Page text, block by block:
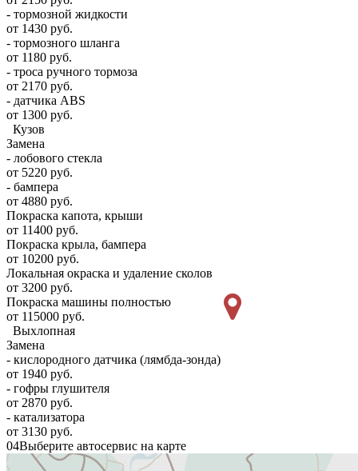
- тормозной жидкости
от 1430 руб.
- тормозного шланга
от 1180 руб.
- троса ручного тормоза
от 2170 руб.
- датчика ABS
от 1300 руб.
Кузов
Замена
- лобового стекла
от 5220 руб.
- бампера
от 4880 руб.
Покраска капота, крыши
от 11400 руб.
Покраска крыла, бампера
от 10200 руб.
Локальная окраска и удаление сколов
от 3200 руб.
Покраска машины полностью
от 115000 руб.
Выхлопная
Замена
- кислородного датчика (лямбда-зонда)
от 1940 руб.
- гофры глушителя
от 2870 руб.
- катализатора
от 3130 руб.
04Выберите автосервис на карте